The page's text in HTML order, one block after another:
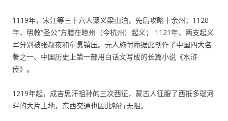
1119年，宋江等三十六人聚义梁山泊，先后攻略十余州；1120
年，明教“圣公”方腊在睦州（今杭州）起义； 1121年，两支起义
军分别被张叔夜和童贯镇压。元人施耐庵据此创作了中国四大名
著之一、中国历史上第一部用白话文写成的长篇小说《水浒
传》。
1219年起，成吉思汗祖孙的三次西征，蒙古人征服了西抵多瑙河
畔的大片土地，东西交通也因此畅行无阻。